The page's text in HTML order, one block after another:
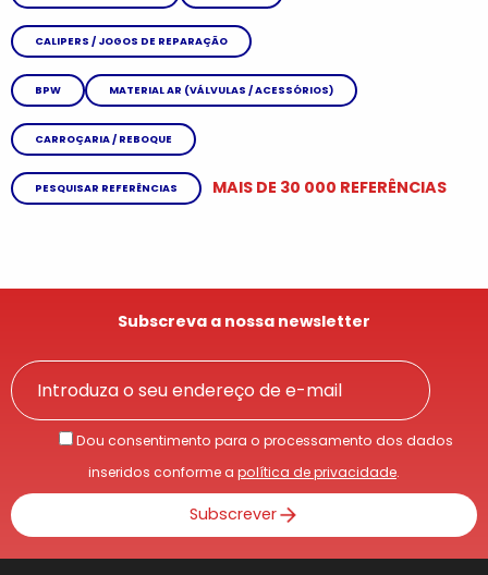
CALIPERS / JOGOS DE REPARAÇÃO
BPW MATERIAL AR (VÁLVULAS / ACESSÓRIOS)
CARROÇARIA / REBOQUE
PESQUISAR REFERÊNCIAS MAIS DE 30 000 REFERÊNCIAS
Subscreva a nossa newsletter
Dou consentimento para o processamento dos dados
inseridos conforme a política de privacidade.
Subscrever